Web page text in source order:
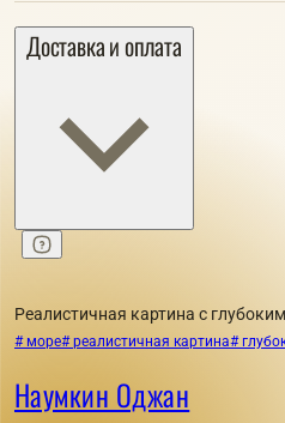
Доставка и оплата
Реалистичная картина с
# море# реалистичная картина#
Наумкин Оджан